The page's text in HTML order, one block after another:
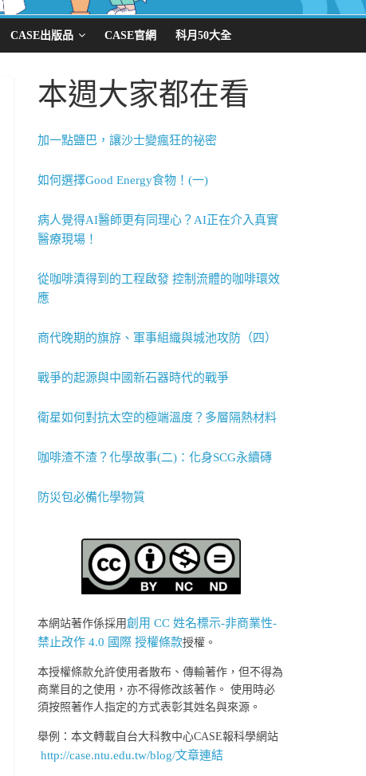
CASE出版品 CASE官網 科月50大全
本週大家都在看
加一點鹽巴，讓沙士變瘋狂的祕密
如何選擇Good Energy食物！(一)
病人覺得AI醫師更有同理心？AI正在介入真實
醫療現場！
從咖啡漬得到的工程啟發 控制流體的咖啡環效
應
商代晚期的旗斿、軍事組織與城池攻防（四）
戰爭的起源與中國新石器時代的戰爭
衛星如何對抗太空的極端溫度？多層隔熱材料
咖啡渣不渣？化學故事(二)：化身SCG永續磚
防災包必備化學物質
本網站著作係採用創用 CC 姓名標示-非商業性-
禁止改作 4.0 國際 授權條款授權。
本授權條款允許使用者散布、傳輸著作，但不得為
商業目的之使用，亦不得修改該著作。 使用時必
須按照著作人指定的方式表彰其姓名與來源。
舉例：本文轉載自台大科教中心CASE報科學網站
http://case.ntu.edu.tw/blog/文章連結